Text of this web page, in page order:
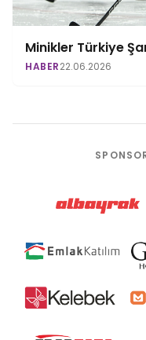
Minikler Türkiye
HABER22.06.2026